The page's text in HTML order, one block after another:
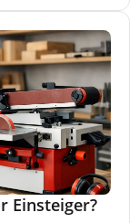
Einsteiger?